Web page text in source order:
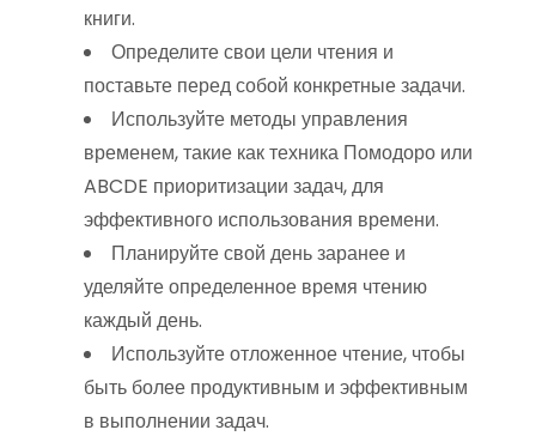
книги.
Определите свои цели чтения и
поставьте перед собой конкретные задачи.
Используйте методы управления
временем, такие как техника Помодоро или
ABCDE приоритизации задач, для
эффективного использования времени.
Планируйте свой день заранее и
уделяйте определенное время чтению
каждый день.
Используйте отложенное чтение, чтобы
быть более продуктивным и эффективным
в выполнении задач.